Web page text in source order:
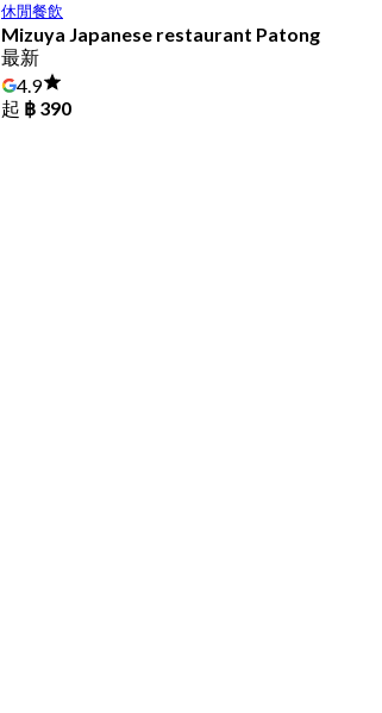
休閒餐飲
Mizuya Japanese restaurant Patong
最新
4.9
起 ฿ 390